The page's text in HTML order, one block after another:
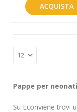
ACQUISTA
Pappe per neonati
Su Econviene trovi